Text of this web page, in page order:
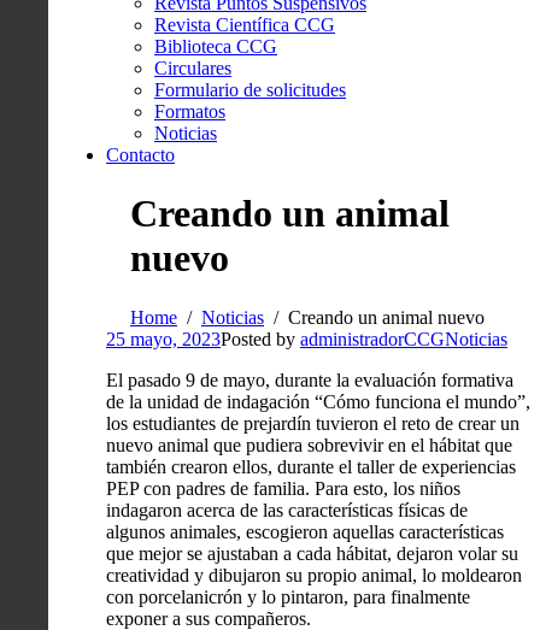
Revista Científica CCG
Biblioteca CCG
Circulares
Formulario de solicitudes
Formatos
Noticias
Contacto
Creando un animal
nuevo
Home Noticias
Creando un animal nuevo
25 mayo, 2023Posted by administradorCCGNoticias
El pasado 9 de mayo, durante la evaluación formativa
de la unidad de indagación “Cómo funciona el mundo”,
los estudiantes de prejardín tuvieron el reto de crear un
nuevo animal que pudiera sobrevivir en el hábitat que
también crearon ellos, durante el taller de experiencias
PEP con padres de familia. Para esto, los niños
indagaron acerca de las características físicas de
algunos animales, escogieron aquellas características
que mejor se ajustaban a cada hábitat, dejaron volar su
creatividad y dibujaron su propio animal, lo moldearon
con porcelanicrón y lo pintaron, para finalmente
exponer a sus compañeros.